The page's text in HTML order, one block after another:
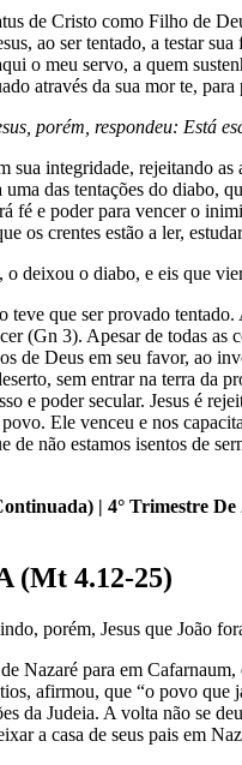
de Cristo como Filho de
ao ser tentado, a testar
o meu servo, a quem
através da sua mor te,
porém, respondeu: Está
sua integridade, rejeitando
uma das tentações do
fé e poder para vencer o
os crentes estão a ler,
o deixou o diabo, e eis que
teve que ser provado
(Gn 3). Apesar de todas as
de Deus em seu favor, ao
sem entrar na terra da
e poder secular. Jesus é
Ele venceu e nos
não estamos isentos de
| 4° Trimestre
(Mt 4.12-25)
porém, Jesus que João
Nazaré para em
afirmou, que “o povo
da Judeia. A volta não se
a casa de seus pais em